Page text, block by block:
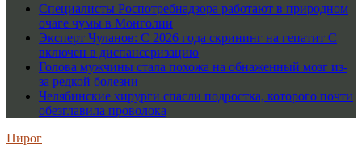
Специалисты Роспотребнадзора работают в природном
очаге чумы в Монголии
Эксперт Чуланов: С 2026 года скрининг на гепатит С
включен в диспансеризацию
Голова мужчины стала похожа на обнаженный мозг из-
за редкой болезни
Челябинские хирурги спасли подростка, которого почти
обезглавила проволока
Пирог